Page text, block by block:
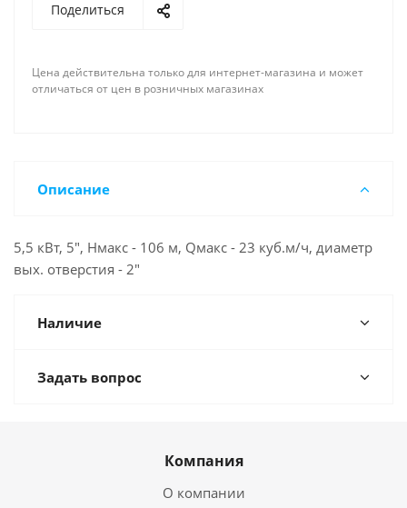
Поделиться
Цена действительна только для интернет-магазина и может
отличаться от цен в розничных магазинах
Описание
5,5 кВт, 5", Нмакс - 106 м, Qмакс - 23 куб.м/ч, диаметр
вых. отверстия - 2"
Наличие
Задать вопрос
Компания
О компании